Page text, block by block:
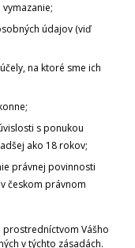
údajov (viď
na ktoré sme ich
s ponukou
ako 18 rokov;
právnej povinnosti
českom právnom
Vášho
v týchto zásadách.